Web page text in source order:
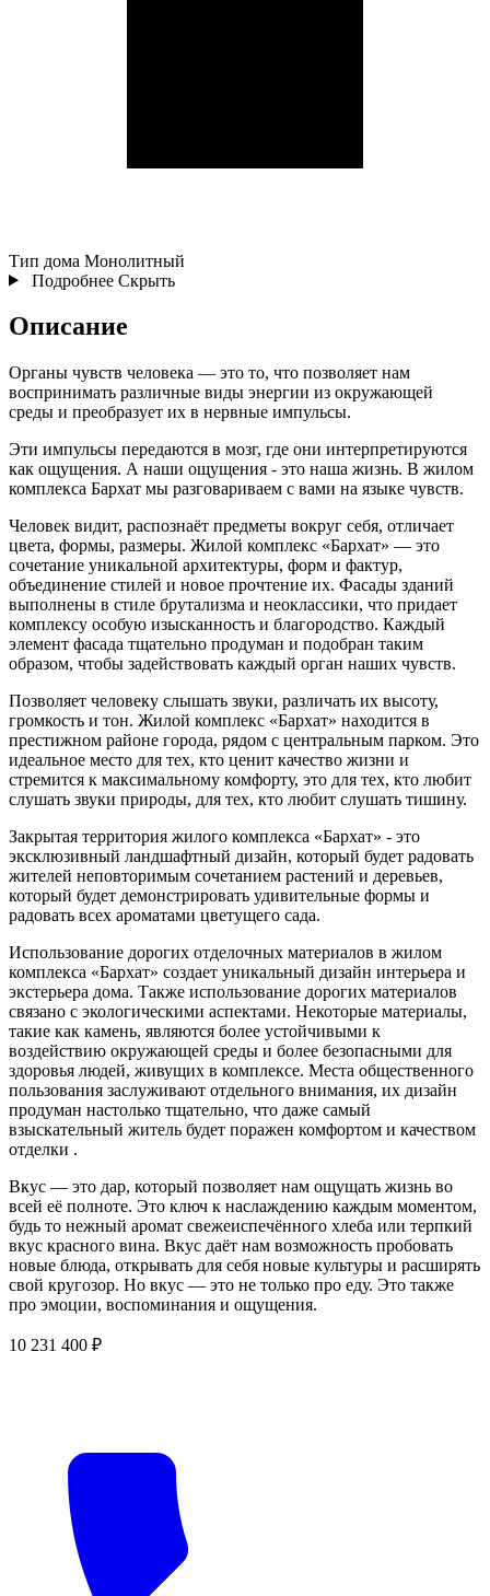
Тип дома Монолитный
Подробнее Скрыть
Описание
Органы чувств человека — это то, что позволяет нам
воспринимать различные виды энергии из окружающей
среды и преобразует их в нервные импульсы.
Эти импульсы передаются в мозг, где они интерпретируются
как ощущения. А наши ощущения - это наша жизнь. В жилом
комплекса Бархат мы разговариваем с вами на языке чувств.
Человек видит, распознаёт предметы вокруг себя, отличает
цвета, формы, размеры. Жилой комплекс «Бархат» — это
сочетание уникальной архитектуры, форм и фактур,
объединение стилей и новое прочтение их. Фасады зданий
выполнены в стиле брутализма и неоклассики, что придает
комплексу особую изысканность и благородство. Каждый
элемент фасада тщательно продуман и подобран таким
образом, чтобы задействовать каждый орган наших чувств.
Позволяет человеку слышать звуки, различать их высоту,
громкость и тон. Жилой комплекс «Бархат» находится в
престижном районе города, рядом с центральным парком. Это
идеальное место для тех, кто ценит качество жизни и
стремится к максимальному комфорту, это для тех, кто любит
слушать звуки природы, для тех, кто любит слушать тишину.
Закрытая территория жилого комплекса «Бархат» - это
эксклюзивный ландшафтный дизайн, который будет радовать
жителей неповторимым сочетанием растений и деревьев,
который будет демонстрировать удивительные формы и
радовать всех ароматами цветущего сада.
Использование дорогих отделочных материалов в жилом
комплекса «Бархат» создает уникальный дизайн интерьера и
экстерьера дома. Также использование дорогих материалов
связано с экологическими аспектами. Некоторые материалы,
такие как камень, являются более устойчивыми к
воздействию окружающей среды и более безопасными для
здоровья людей, живущих в комплексе. Места общественного
пользования заслуживают отдельного внимания, их дизайн
продуман настолько тщательно, что даже самый
взыскательный житель будет поражен комфортом и качеством
отделки .
Вкус — это дар, который позволяет нам ощущать жизнь во
всей её полноте. Это ключ к наслаждению каждым моментом,
будь то нежный аромат свежеиспечённого хлеба или терпкий
вкус красного вина. Вкус даёт нам возможность пробовать
новые блюда, открывать для себя новые культуры и расширять
свой кругозор. Но вкус — это не только про еду. Это также
про эмоции, воспоминания и ощущения.
10 231 400 ₽